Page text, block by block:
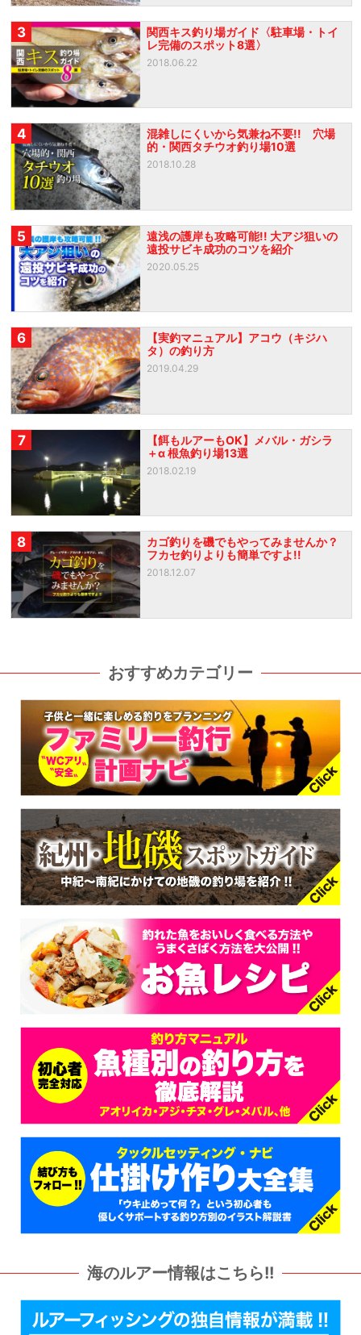
3
関西キス釣り場ガイド〈駐車場・トイ
レ完備のスポット8選〉
2018.06.22
4
混雑しにくいから気兼ね不要!! 穴場
的・関西タチウオ釣り場10選
2018.10.28
5
遠浅の護岸も攻略可能!! 大アジ狙いの
遠投サビキ成功のコツを紹介
2020.05.25
6
【実釣マニュアル】アコウ（キジハ
タ）の釣り方
2019.04.29
7
【餌もルアーもOK】メバル・ガシラ
＋α 根魚釣り場13選
2018.02.19
8
カゴ釣りを磯でもやってみませんか？
フカセ釣りよりも簡単ですよ!!
2018.12.07
おすすめカテゴリー
海のルアー情報はこちら!!